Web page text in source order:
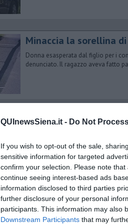
QUInewsSiena.it - Do Not
If you wish to opt-out of the sale,
sensitive information for targeted
confirm your selection. Please note
continue seeing interest-based ads
information disclosed to third parties
further disclosure of your personal
participants. This information may also
Downstream Participants that may
Minaccia la sorellina
Donna esasperata dal figlio per i
denunciato. Il ragazzo aveva fatto
Una stanza per
E’ stata inaugurata ieri in Questura
all’audizione delle vittime di
Arrestati zio e nipote
Gli inquirenti hanno tirato le fila